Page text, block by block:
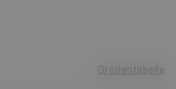
Größentabelle